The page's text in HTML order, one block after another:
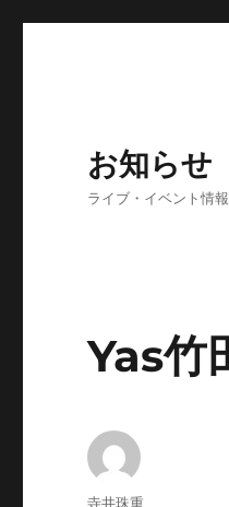
お知らせ
ライブ・イベント情
Yas竹
投
寺井珠重